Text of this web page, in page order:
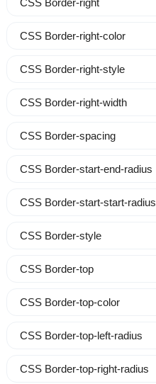
CSS Border-right
CSS Border-right-color
CSS Border-right-style
CSS Border-right-width
CSS Border-spacing
CSS Border-start-end-radius
CSS Border-start-start-radius
CSS Border-style
CSS Border-top
CSS Border-top-color
CSS Border-top-left-radius
CSS Border-top-right-radius